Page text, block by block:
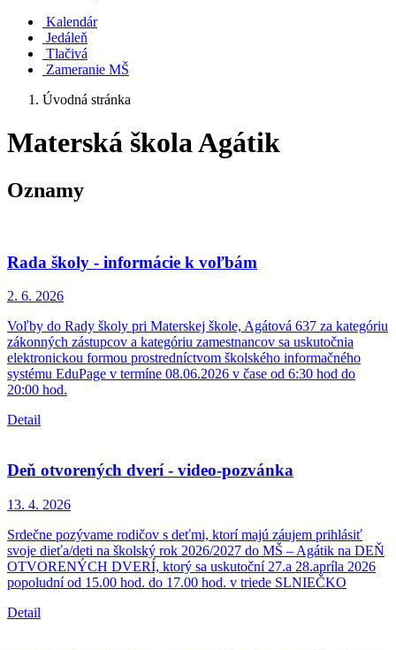
Kalendár
Jedáleň
Tlačivá
Zameranie MŠ
Úvodná stránka
Materská škola Agátik
Oznamy
Rada školy - informácie k voľbám
2. 6. 2026
Voľby do Rady školy pri Materskej škole, Agátová 637 za kategóriu
zákonných zástupcov a kategóriu zamestnancov sa uskutočnia
elektronickou formou prostredníctvom školského informačného
systému EduPage v termíne 08.06.2026 v čase od 6:30 hod do
20:00 hod.
Detail
Deň otvorených dverí - video-pozvánka
13. 4. 2026
Srdečne pozývame rodičov s deťmi, ktorí majú záujem prihlásiť
svoje dieťa/deti na školský rok 2026/2027 do MŠ – Agátik na DEŇ
OTVORENÝCH DVERÍ, ktorý sa uskutoční 27.a 28.apríla 2026
popoludní od 15.00 hod. do 17.00 hod. v triede SLNIEČKO
Detail